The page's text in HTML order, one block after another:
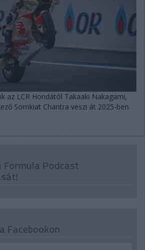
az LCR Hondától Takaaki Nakagami,
Somkiat Chantra veszi át 2025-ben.
Formula Podcast
Facebookon